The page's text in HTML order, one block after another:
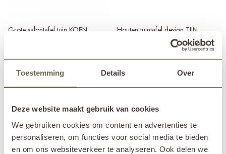
Toestemming Details Over
Deze website maakt gebruik van cookies
We gebruiken cookies om content en advertenties te
personaliseren, om functies voor social media te bieden
en om ons websiteverkeer te analyseren. Ook delen we
Grote salontafel tuin KOEN Houten tuintafel design TIJN